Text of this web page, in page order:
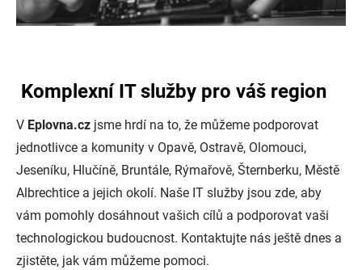
Komplexní IT služby pro váš region
V Eplovna.cz jsme hrdí na to, že můžeme podporovat
jednotlivce a komunity v Opavě, Ostravě, Olomouci,
Jeseníku, Hlučíně, Bruntále, Rýmařově, Šternberku, Městě
Albrechtice a jejich okolí. Naše IT služby jsou zde, aby
vám pomohly dosáhnout vašich cílů a podporovat vaši
technologickou budoucnost. Kontaktujte nás ještě dnes a
zjistěte, jak vám můžeme pomoci.